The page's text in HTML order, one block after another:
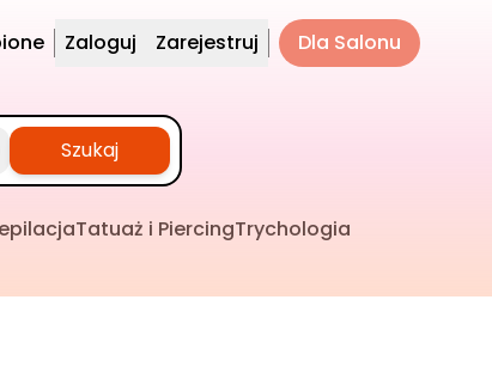
Zaloguj Zarejestruj Dla Salonu
Szukaj
Tatuaż i PiercingTrychologia